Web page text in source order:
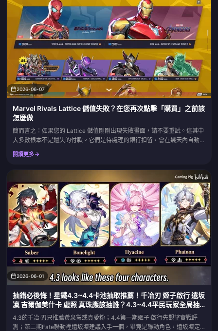
2026-06-07
Marvel Rivals Lattice 儲值失敗？在您再次點擊「購買」之前該
怎麼做
簡而言之：如果您的 Lattice 儲值剛剛出現失敗畫面，請不要重試。這其中
大多數根本不是遺失的付款。它們是待處理的銀行扣留，會在幾天內自動撤
銷，而將一次虛擬扣款變成兩次真實扣款最快的方法，就是瘋狂再次點擊購
買。第一步是檢查資金是否真的離開了您的帳戶。如果確實扣款了但沒有出
閱讀更多
2026-06-01
抽錯必後悔！星鐵4.3~4.4卡池抽取推薦！千冶刃 姬子啟行 遠坂
凜 吉爾伽美什卡 虛照 真珠應該抽誰？4.3~4.4平民玩家全局抽
卡規劃！【星穹鐵道】
4.3的千冶·刃只推薦黃泉黨或真愛粉；4.4第一期姬子·啟行先觀望實戰評
測；第二期Fate聯動裡遠坂凜建議入手一個，畢竟是聯動角色，遠坂凜定